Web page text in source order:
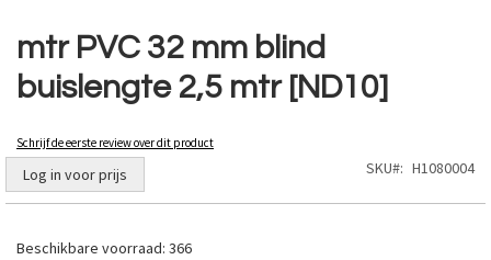
mtr PVC 32 mm blind
buislengte 2,5 mtr [ND10]
Schrijf de eerste review over dit product
Log in voor prijs SKU H1080004
Beschikbare voorraad: 366
naar
het
begin
van
afbeeldingen-
gallerij